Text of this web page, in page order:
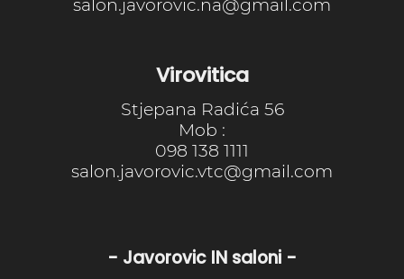
salon.javorovic.na@gmail.com
Virovitica
Stjepana Radića 56
Mob :
098 138 1111
salon.javorovic.vtc@gmail.com
- Javorovic IN saloni -